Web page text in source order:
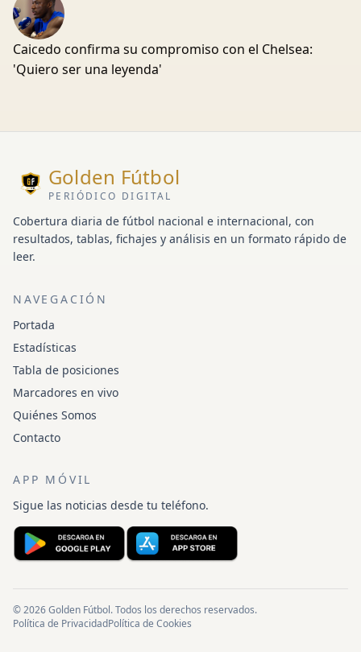
Caicedo confirma su compromiso con el Chelsea:
'Quiero ser una leyenda'
Golden Fútbol
PERIÓDICO DIGITAL
Cobertura diaria de fútbol nacional e internacional, con
resultados, tablas, fichajes y análisis en un formato rápido de
leer.
NAVEGACIÓN
Portada
Estadísticas
Tabla de posiciones
Marcadores en vivo
Quiénes Somos
Contacto
APP MÓVIL
Sigue las noticias desde tu teléfono.
© 2026 Golden Fútbol. Todos los derechos reservados.
Política de PrivacidadPolítica de Cookies